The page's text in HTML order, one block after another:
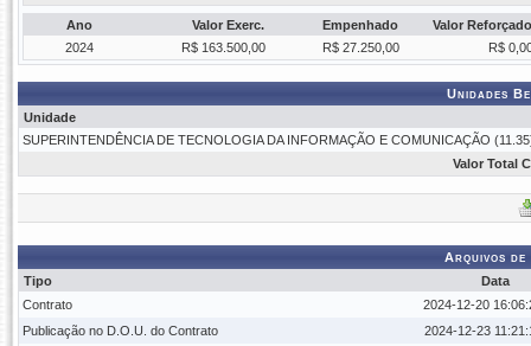
Ano Valor Exerc. Empenhado
Valor Reforçado
2024
R$ 163.500,00 R$ 27.250,00 R$
Unidades
Unidade
SUPERINTENDÊNCIA DE TECNOLOGIA DA INFORMAÇÃO E COMUNICAÇÃO
Valor Total
Arquivos
Tipo
Data
Contrato
2024-12-20
Publicação no D.O.U. do Contrato
2024-12-23